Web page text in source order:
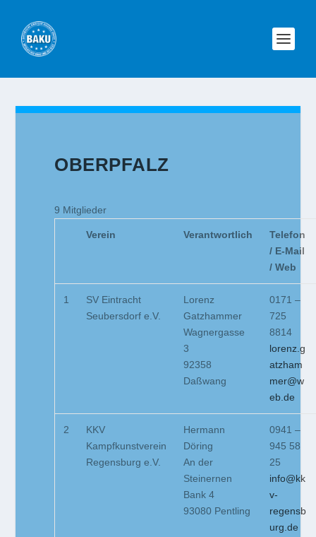
OBERPFALZ
9 Mitglieder
Verein Verantwortlich
Telefon
/ E-Mail
/ Web
1
SV Eintracht
Seubersdorf e.V.
Lorenz
Gatzhammer
Wagnergasse
3
92358
Daßwang
0171 –
725
8814
lorenz.g
atzham
mer@w
eb.de
2
KKV
Kampfkunstverein
Regensburg e.V.
Hermann
Döring
An der
Steinernen
Bank 4
93080 Pentling
0941 –
945 58
25
info@kk
v-
regensb
urg.de